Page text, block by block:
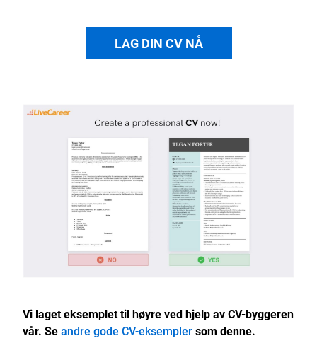
LAG DIN CV NÅ
Vi laget eksemplet til høyre ved hjelp av CV-byggeren
vår. Seandre gode CV-eksemplersom denne.